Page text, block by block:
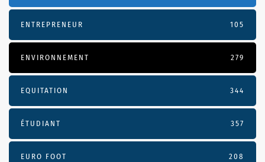
ENTREPRENEUR 105
ENVIRONNEMENT 279
EQUITATION 344
ÉTUDIANT 357
EURO FOOT 208